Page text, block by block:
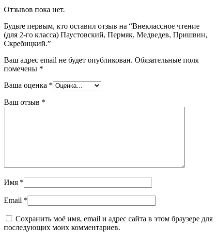
Отзывов пока нет.
Будьте первым, кто оставил отзыв на “Внеклассное чтение
(для 2-го класса) Паустовский, Пермяк, Медведев, Пришвин,
Скребицкий.”
Ваш адрес email не будет опубликован. Обязательные поля
помечены *
Ваша оценка *
Ваш отзыв *
Имя *
Email *
Сохранить моё имя, email и адрес сайта в этом браузере для
последующих моих комментариев.